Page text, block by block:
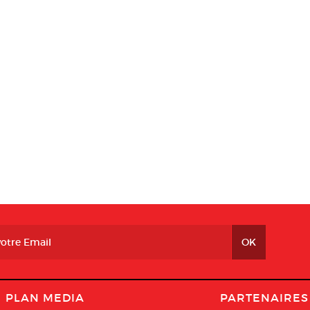
PLAN MEDIA PARTENAIRES